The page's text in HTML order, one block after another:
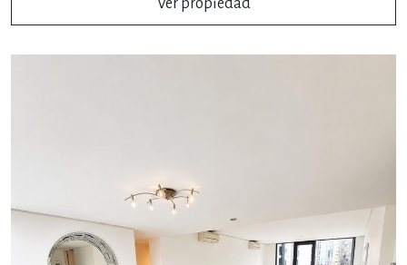
Ver propiedad